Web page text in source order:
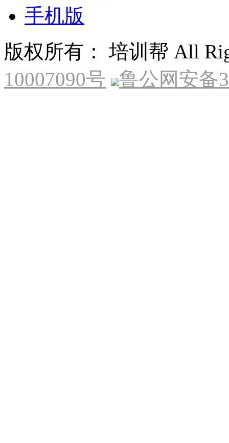
手机版
版权所有： 培训帮 All
10007090号
鲁公网安备